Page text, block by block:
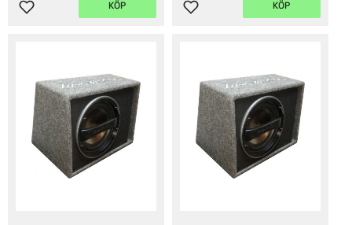
Lägg till i favoriter
KÖP
Lägg till i favoriter
KÖP